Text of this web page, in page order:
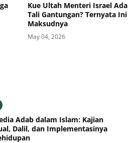
Kue Ultah Menteri Israel Ada
Tali Gantungan? Ternyata Ini
Maksudnya
May 04, 2026
Adab dalam Islam: Kajian
Dalil, dan Implementasinya